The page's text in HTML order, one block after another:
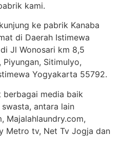
kami.
ke pabrik Kanaba
di Daerah Istimewa
Jl Wonosari km 8,5
Sitimulyo,
Yogyakarta 55792.
berbagai media baik
antara lain
Majalahlaundry.com,
Metro tv, Net Tv Jogja dan